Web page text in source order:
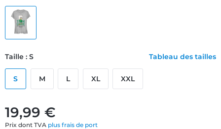
19,99 €
Prix dont TVA plus frais de port
Taille : S Tableau des tailles
S M L XL XXL